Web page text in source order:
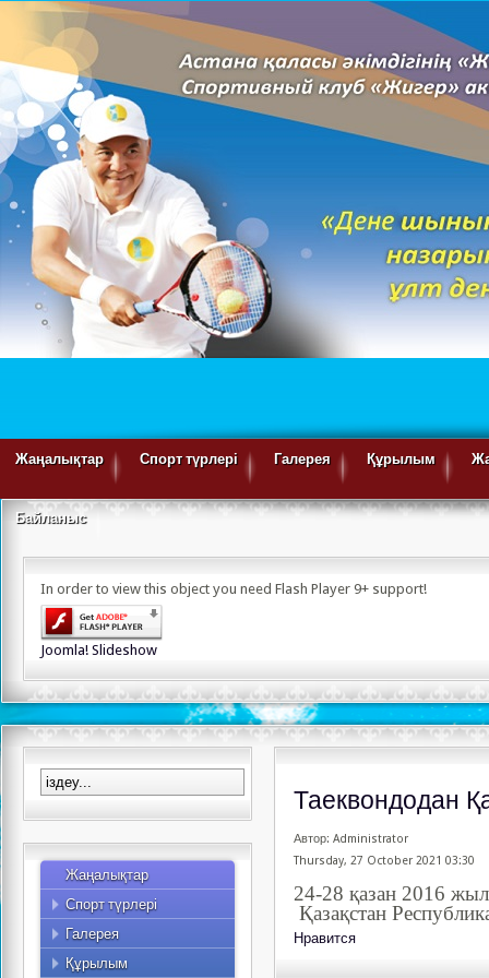
Жаңалықтар Спорт түрлері Галерея Құрылым
Байланыс
In order to view this object you need Flash Player 9+ support!
Joomla! Slideshow
Таеквондодан
Автор: Administrator
Thursday, 27 October 2021 03:30
24-28 қазан 2016
Қазақстан
Нравится
Жаңалықтар
Спорт түрлері
Кәсіпқой спорт түрлері
Асық ату
Бодибилдинг
Бүркітші
Керлинг
Сомдалу
Құзға өрмелеу
Ауыр атлетика
Таеквондо
Жекпе-жек сайысы
Гір спорты
Спорттық туризм
Әуесқой спорт түрлері
Хоккей
Тоғызқұмалақ
Баскетбол
Аударыспак
Көкпар
Велобәйге
Дзюдо
Қазақша күрес
Үстел теннисі
Жүзу
Галерея
Фото
Видео
Құрылым
Қызметкерлер